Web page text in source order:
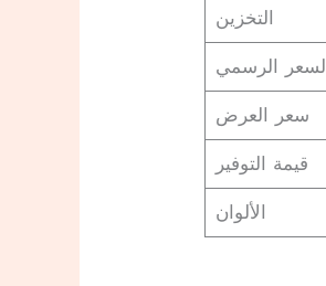
التخزين
السعر الرسمي
سعر العرض
قيمة التوفير
الألوان